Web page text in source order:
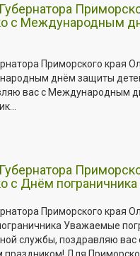
с Международным
Приморского края
днём защиты
вас с Международным
с Днём пограничника
Приморского края
Уважаемые
службы, поздравляю вас